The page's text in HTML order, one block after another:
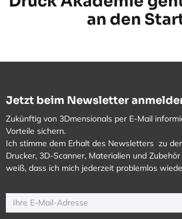
an den
Jetzt beim Newsletter
Zukünftig von 3Dmensionals per E-Mail
Vorteile sichern.
Ich stimme dem Erhalt des Newsletters zu
Drucker, 3D-Scanner, Materialien und
weiß, dass ich mich jederzeit problemlos